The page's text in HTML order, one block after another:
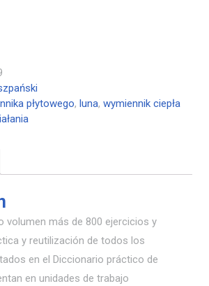
płytowego, luna, wymiennik ciepła
volumen más de 800 ejercicios y
y reutilización de todos los
en el Diccionario práctico de
en unidades de trabajo